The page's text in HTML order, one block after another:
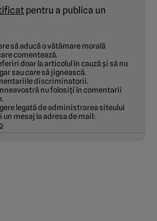
pentru a publica un
să aducă o vătămare morală
comentează.
doar la articolul în cauză și să nu
sau care să jignească.
discriminatorii.
nu folosiți în comentarii
legată de administrarea siteului
mesaj la adresa de mail: